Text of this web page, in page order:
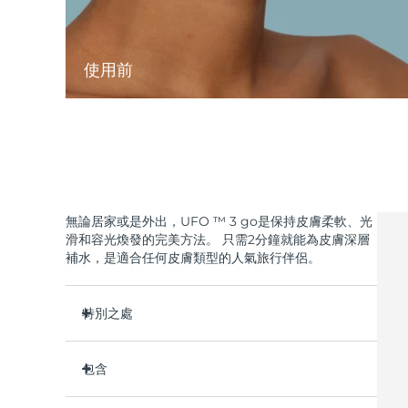
使用前
無論居家或是外出，UFO ™ 3 go是保持皮膚柔軟、光
滑和容光煥發的完美方法。 只需2分鐘就能為皮膚深層
補水，是適合任何皮膚類型的人氣旅行伴侶。
特別之處
彩。
比普通片狀面膜更有效，速度快10倍。
包含